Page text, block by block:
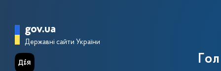
Головна сторінка Державної
gov.ua
Державні сайти України